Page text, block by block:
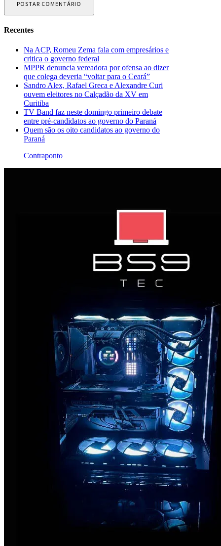
Recentes
Na ACP, Romeu Zema fala com empresários e
critica o governo federal
MPPR denuncia vereadora por ofensa ao dizer
que colega deveria “voltar para o Ceará”
Sandro Alex, Rafael Greca e Alexandre Curi
ouvem eleitores no Calçadão da XV em
Curitiba
TV Band faz neste domingo primeiro debate
entre pré-candidatos ao governo do Paraná
Quem são os oito candidatos ao governo do
Paraná
Contraponto